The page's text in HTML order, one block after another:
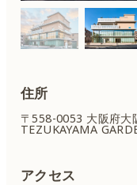
住所
〒558-0053 大阪府大
TEZUKAYAMA
アクセス